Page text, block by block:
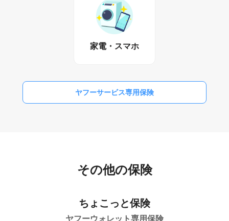
家電・スマホ
ヤフーサービス専用保険
その他の保険
ちょこっと保険
ヤフーウォレット専用保険